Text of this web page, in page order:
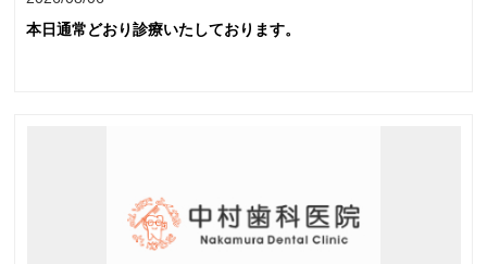
本日通常どおり診療いたしております。